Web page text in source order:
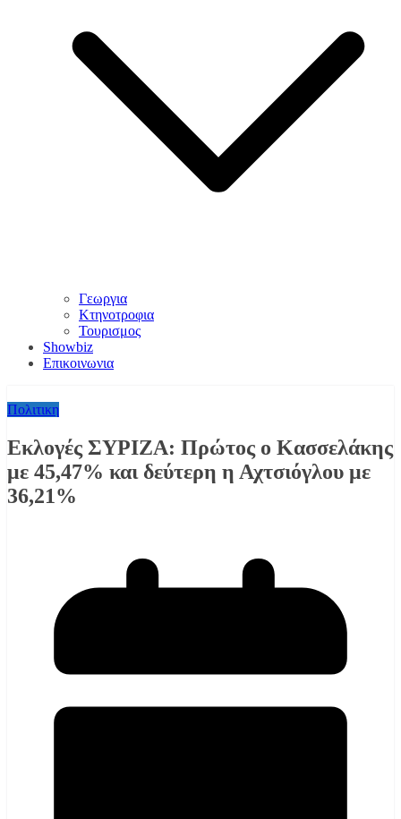
Γεωργια
Κτηνοτροφια
Τουρισμος
Showbiz
Επικοινωνια
Πολιτικη
Εκλογές ΣΥΡΙΖΑ: Πρώτος ο Κασσελάκης
με 45,47% και δεύτερη η Αχτσιόγλου με
36,21%